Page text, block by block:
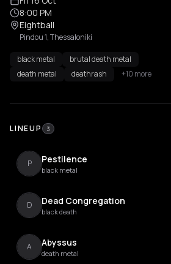
8:00 PM
Eightball
Pindou 1, Thessaloniki
black metal
brutal death metal
death metal
deathrash +10 more
LINEUP 3
P Pestilence
black metal
D Dead Congregation
black death
A Abyssus
death metal